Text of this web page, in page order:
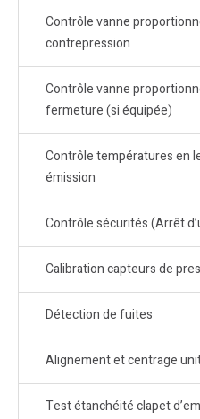
Contrôle vanne
contrepression
Contrôle vanne
fermeture (si équipée)
Contrôle températures en
émission
Contrôle sécurités (Arrêt
Calibration capteurs de
Détection de fuites
Alignement et centrage
Test étanchéité clapet